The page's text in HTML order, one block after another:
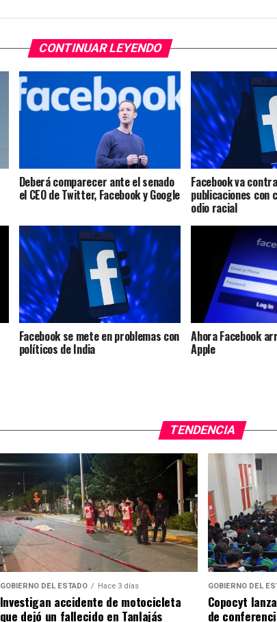
CONTINUAR LEYENDO
Deberá comparecer ante el senado
el CEO de Twitter, Facebook y Google
Facebook va
publicaciones con
odio racial
Facebook se mete en problemas con
políticos de India
Ahora Facebook
Apple
TENDENCIA
GOBIERNO DEL ESTADO Hace 3 días
Investigan accidente de motocicleta
que dejó un fallecido en Tanlajás
GOBIERNO DEL
Copocyt
de